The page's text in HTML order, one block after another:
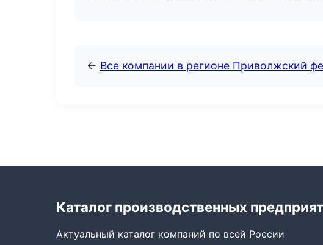
← Все компании в регионе Приволжский
Каталог производственных
Актуальный каталог компаний по всей России